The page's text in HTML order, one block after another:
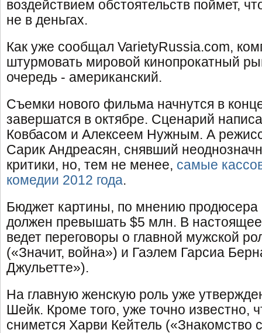
воздействием обстоятельств поймет,
не в деньгах.
Как уже сообщал VarietyRussia.com,
штурмовать мировой кинопрокатный
очередь - американский.
Съемки нового фильма начнутся в
завершатся в октябре. Сценарий
Ковбасом и Алексеем Нужным. А
Сарик Андреасян, снявший
критики, но, тем не менее, самые
комедии 2012 года.
Бюджет картины, по мнению продюсера
должен превышать $5 млн. В
ведет переговоры о главной мужской
(«Значит, война») и Гаэлем Гарсиа
Джульетте»).
На главную женскую роль уже
Шейк. Кроме того, уже точно известно,
снимется Харви Кейтель («Знакомство